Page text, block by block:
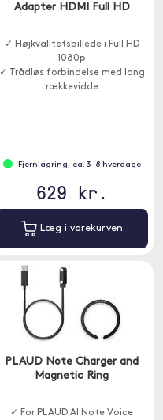
Adapter HDMI Full HD
✓ Højkvalitetsbillede i Full HD
1080p
✓ Trådløs forbindelse med lang
rækkevidde
Fjernlagring, ca. 3-8 hverdage
629 kr.
Læg i varekurven
PLAUD Note Charger and
Magnetic Ring
✓ For PLAUD.AI Note Voice